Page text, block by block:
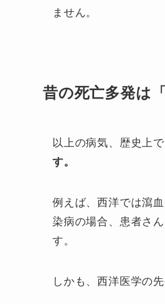
ません。
昔の死亡多発は
以上の病気、歴史上
す。
例えば、西洋では瀉
染病の場合、患者さ
す。
しかも、西洋医学の